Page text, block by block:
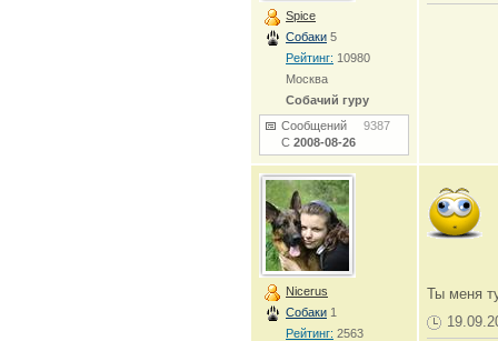
Spice
Собаки 5
Рейтинг: 10980
Москва
Собачий гуру
Сообщений 9387
С 2008-08-26
Nicerus
Собаки 1
Рейтинг: 2563
Ты меня